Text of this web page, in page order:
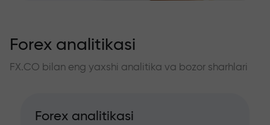
Forex analitikasi
FX.CO bilan eng yaxshi analitika va bozor sharhlari
Forex analitikasi